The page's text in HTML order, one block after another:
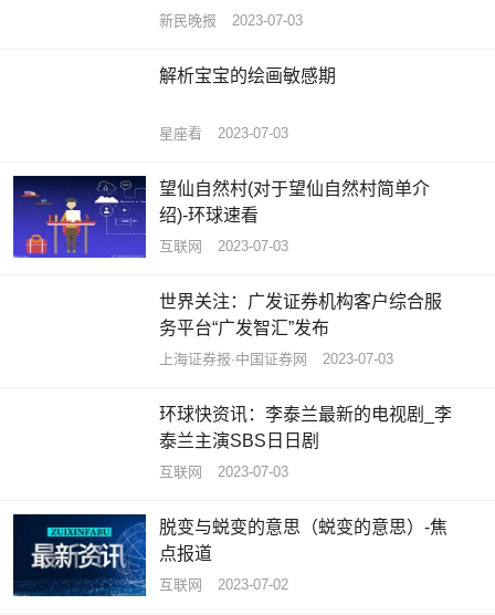
班房
新民晚报 2023-07-03
解析宝宝的绘画敏感期
星座看 2023-07-03
望仙自然村(对于望仙自然村简单介
绍)-环球速看
互联网 2023-07-03
世界关注：广发证券机构客户综合服
务平台“广发智汇”发布
上海证券报·中国证券网 2023-07-03
环球快资讯：李泰兰最新的电视剧_李
泰兰主演SBS日日剧
互联网 2023-07-03
脱变与蜕变的意思（蜕变的意思）-焦
点报道
互联网 2023-07-02